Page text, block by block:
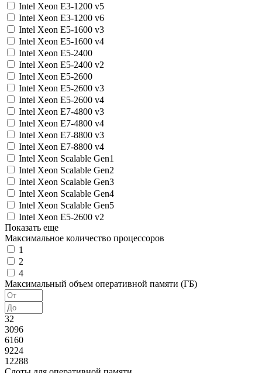
Intel Xeon E3-1200 v5
Intel Xeon E3-1200 v6
Intel Xeon E5-1600 v3
Intel Xeon E5-1600 v4
Intel Xeon E5-2400
Intel Xeon E5-2400 v2
Intel Xeon E5-2600
Intel Xeon E5-2600 v3
Intel Xeon E5-2600 v4
Intel Xeon E7-4800 v3
Intel Xeon E7-4800 v4
Intel Xeon E7-8800 v3
Intel Xeon E7-8800 v4
Intel Xeon Scalable Gen1
Intel Xeon Scalable Gen2
Intel Xeon Scalable Gen3
Intel Xeon Scalable Gen4
Intel Xeon Scalable Gen5
Intel Xeon E5-2600 v2
Показать еще
Максимальное количество процессоров
1
2
4
Максимальный объем оперативной памяти (ГБ)
32
3096
6160
9224
12288